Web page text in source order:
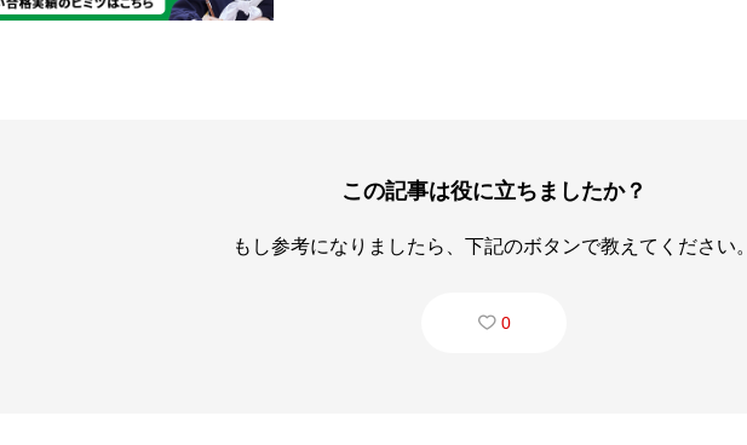
この記事は役に立ちましたか？
もし参考になりましたら、下記のボタンで教えてください。
0